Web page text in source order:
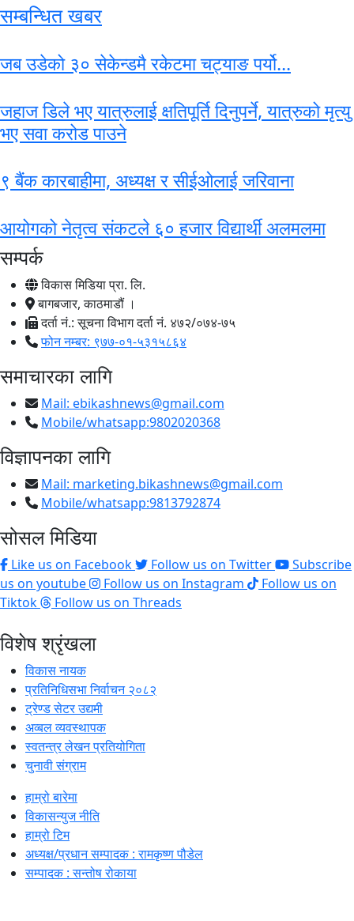
सम्बन्धित खबर
जब उडेको ३० सेकेन्डमै रकेटमा चट्याङ पर्यो...
जहाज डिले भए यात्रुलाई क्षतिपूर्ति दिनुपर्ने, यात्रुको मृत्यु
भए सवा करोड पाउने
९ बैंक कारबाहीमा, अध्यक्ष र सीईओलाई जरिवाना
आयोगको नेतृत्व संकटले ६० हजार विद्यार्थी अलमलमा
सम्पर्क
विकास मिडिया प्रा. लि.
बागबजार, काठमाडौं ।
दर्ता नं.: सूचना विभाग दर्ता नं. ४७२/०७४-७५
फोन नम्बर: ९७७-०१-५३१५८६४
समाचारका लागि
Mail: ebikashnews@gmail.com
Mobile/whatsapp:9802020368
विज्ञापनका लागि
Mail: marketing.bikashnews@gmail.com
Mobile/whatsapp:9813792874
सोसल मिडिया
Like us on Facebook Follow us on Twitter
Subscribe
us on youtube
Follow us on Instagram
Follow us on
Tiktok
Follow us on Threads
विशेष श्रृंखला
विकास नायक
प्रतिनिधिसभा निर्वाचन २०८२
ट्रेण्ड सेटर उद्यमी
अव्बल व्यवस्थापक
स्वतन्त्र लेखन प्रतियोगिता
चुनावी संग्राम
हाम्रो बारेमा
विकासन्युज नीति
हाम्रो टिम
अध्यक्ष/प्रधान सम्पादक : रामकृष्ण पौडेल
सम्पादक : सन्तोष रोकाया